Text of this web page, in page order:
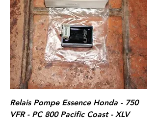
Relais Pompe Essence Honda - 750
VFR - PC 800 Pacific Coast - XLV